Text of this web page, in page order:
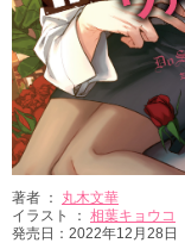
著者 ： 丸木文華
イラスト ： 相葉キョウコ
発売日：2022年12月28日